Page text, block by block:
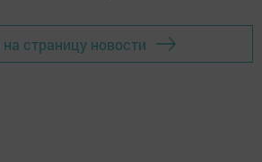
страницу новости